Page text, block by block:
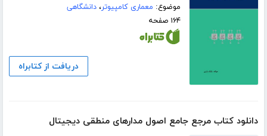
موضوع: معماری کامپیوتر،دانشگاهی
۱۶۴ صفحه
دریافت از کتابراه
دانلود کتاب مرجع جامع اصول مدارهای منطقی دیجیتال